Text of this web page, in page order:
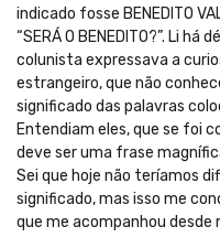
indicado fosse BENEDITO
“SERÁ O BENEDITO?”. Li
colunista expressava a
estrangeiro, que não
significado das palavras
Entendiam eles, que se foi
deve ser uma frase
Sei que hoje não teríamos
significado, mas isso me
que me acompanhou desde